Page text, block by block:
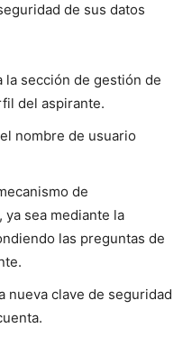
de sus datos
la sección de gestión de
del aspirante.
nombre de usuario
de
sea mediante la
las preguntas de
nueva clave de seguridad